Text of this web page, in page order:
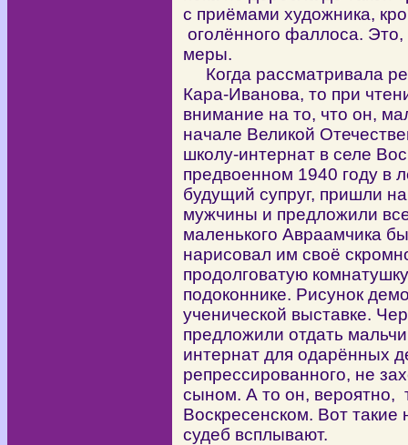
с приёмами художника,
оголённого фаллоса.
меры.
Когда рассматривала
Кара-Иванова, то при
внимание на то, что он,
начале Великой
школу-интернат в селе
предвоенном 1940 году в
будущий супруг, пришли
мужчины и предложили
маленького Авраамчика
нарисовал им своё
продолговатую
подоконнике. Рисунок
ученической выставке.
предложили отдать
интернат для одарённых
репрессированного, не
сыном. А то он, вероятно,
Воскресенском. Вот
судеб всплывают.